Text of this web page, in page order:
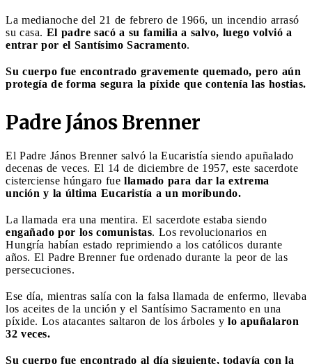
La medianoche del 21 de febrero de 1966, un incendio arrasó
su casa. El padre sacó a su familia a salvo, luego volvió a
entrar por el Santísimo Sacramento.
Su cuerpo fue encontrado gravemente quemado, pero aún
protegía de forma segura la píxide que contenía las hostias.
Padre János Brenner
El Padre János Brenner salvó la Eucaristía siendo apuñalado
decenas de veces. El 14 de diciembre de 1957, este sacerdote
cisterciense húngaro fue llamado para dar la extrema
unción y la última Eucaristía a un moribundo.
La llamada era una mentira. El sacerdote estaba siendo
engañado por los comunistas. Los revolucionarios en
Hungría habían estado reprimiendo a los católicos durante
años. El Padre Brenner fue ordenado durante la peor de las
persecuciones.
Ese día, mientras salía con la falsa llamada de enfermo, llevaba
los aceites de la unción y el Santísimo Sacramento en una
píxide. Los atacantes saltaron de los árboles y lo apuñalaron
32 veces.
Su cuerpo fue encontrado al día siguiente, todavía con la